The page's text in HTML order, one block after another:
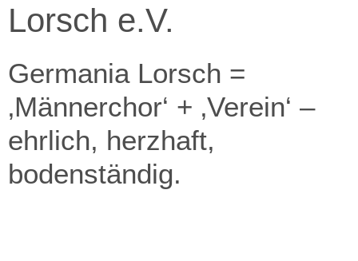
Lorsch e.V.
Germania Lorsch =
‚Männerchor‘ + ‚Verein‘ –
ehrlich, herzhaft,
bodenständig.